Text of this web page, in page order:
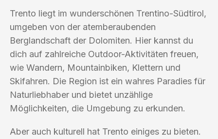
Trento liegt im wunderschönen Trentino-Südtirol,
umgeben von der atemberaubenden
Berglandschaft der Dolomiten. Hier kannst du
dich auf zahlreiche Outdoor-Aktivitäten freuen,
wie Wandern, Mountainbiken, Klettern und
Skifahren. Die Region ist ein wahres Paradies für
Naturliebhaber und bietet unzählige
Möglichkeiten, die Umgebung zu erkunden.
Aber auch kulturell hat Trento einiges zu bieten.